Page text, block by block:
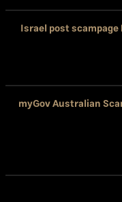
Israel post
myGov Australian